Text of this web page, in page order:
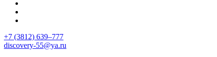
+7 (3812) 639–777
discovery-55@ya.ru